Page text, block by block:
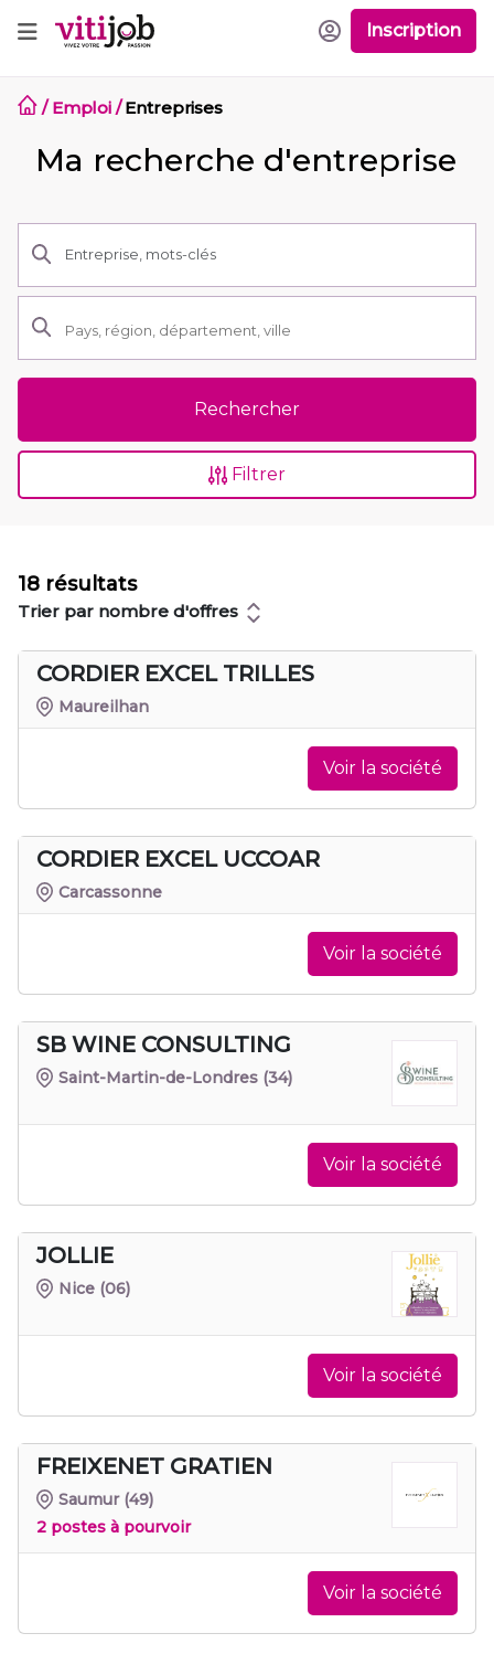
Inscription
/Emploi/Entreprises
Ma recherche d'entreprise
Rechercher
Filtrer
18 résultats
Trier par nombre d'offres
CORDIER EXCEL TRILLES
Maureilhan
Voir la société
CORDIER EXCEL UCCOAR
Carcassonne
Voir la société
SB WINE CONSULTING
Saint-Martin-de-Londres (34)
Voir la société
JOLLIE
Nice (06)
Voir la société
FREIXENET GRATIEN
Saumur (49)
2 postes à pourvoir
Voir la société